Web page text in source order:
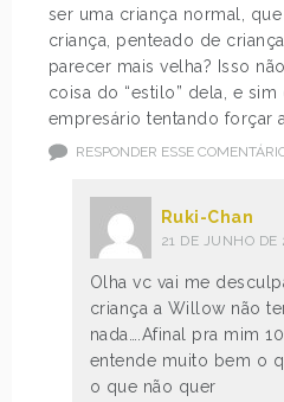
ser uma criança normal,
criança, penteado de
parecer mais velha? Isso
coisa do “estilo” dela, e sim
empresário tentando forçar
RESPONDER ESSE
Ruki-Chan
21 DE JUNHO
Olha vc vai me
criança a Willow não
nada….Afinal pra mim
entende muito bem o
o que não quer